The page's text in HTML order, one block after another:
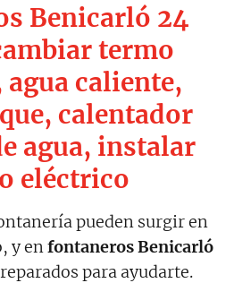
Benicarló 24
termo
caliente,
calentador
agua, instalar
eléctrico
pueden surgir en
y enfontaneros Benicarló
para ayudarte.